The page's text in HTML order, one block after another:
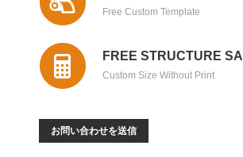
Free Custom Template
FREE STRUCTURE
Custom Size Without Print
お問い合わせを送信